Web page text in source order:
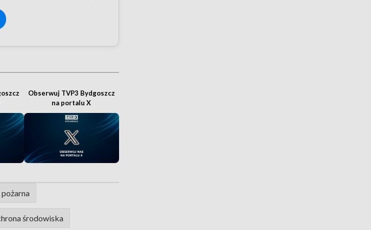
Obserwuj TVP3 Bydgoszcz
na portalu X
środowiska